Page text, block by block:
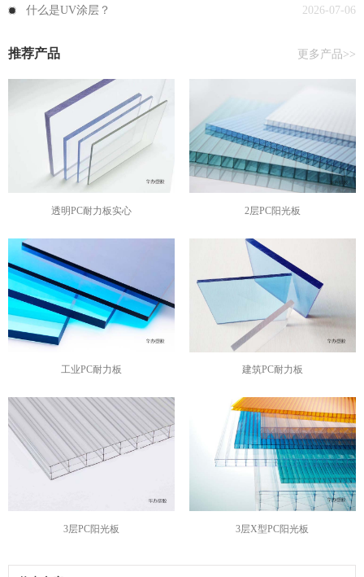
什么是UV涂层？
2026-07-06
推荐产品 更多产品>>
透明PC耐力板实心 2层PC阳光板
工业PC耐力板 建筑PC耐力板
3层PC阳光板 3层X型PC阳光板